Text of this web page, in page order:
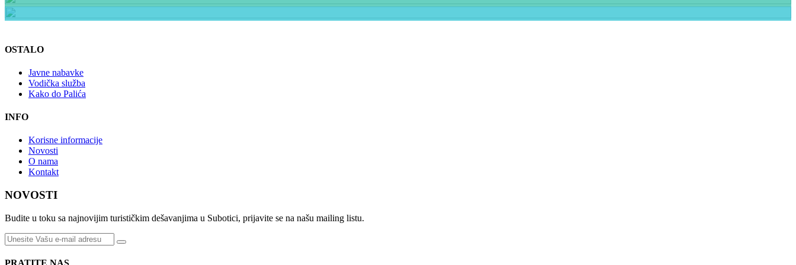
OSTALO
Javne nabavke
Vodička služba
Kako do Palića
INFO
Korisne informacije
Novosti
O nama
Kontakt
NOVOSTI
Budite u toku sa najnovijim turističkim dešavanjima u Subotici, prijavite se na našu mailing listu.
PRATITE NAS